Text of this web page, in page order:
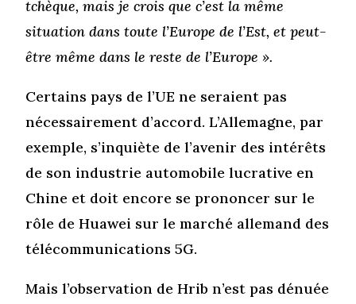
tchèque, mais je crois que c’est la même
situation dans toute l’Europe de l’Est, et peut-
être même dans le reste de l’Europe ».
Certains pays de l’UE ne seraient pas
nécessairement d’accord. L’Allemagne, par
exemple, s’inquiète de l’avenir des intérêts
de son industrie automobile lucrative en
Chine et doit encore se prononcer sur le
rôle de Huawei sur le marché allemand des
télécommunications 5G.
Mais l’observation de Hrib n’est pas dénuée